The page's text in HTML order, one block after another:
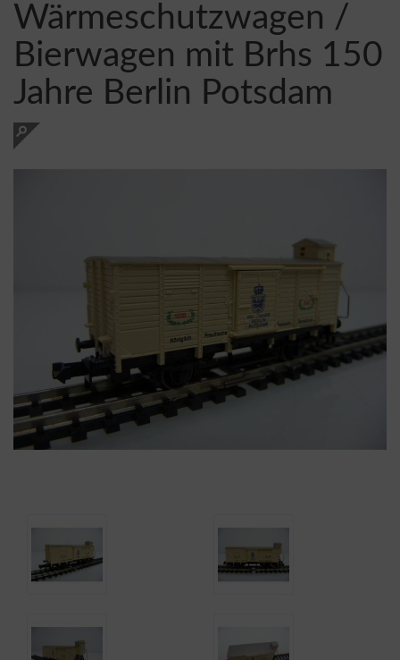
Wärmeschutzwagen /
Bierwagen mit Brhs 150
Jahre Berlin Potsdam